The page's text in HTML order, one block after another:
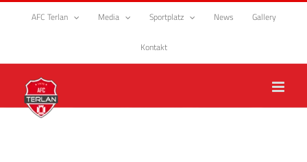
Zum
AFC Terlan Media Sportplatz News Gallery
Kontakt